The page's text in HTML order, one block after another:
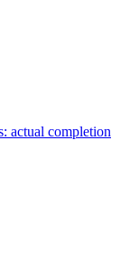
actual completion